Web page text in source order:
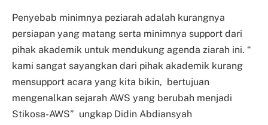
Penyebab minimnya peziarah adalah kurangnya
persiapan yang matang serta minimnya support dari
pihak akademik untuk mendukung agenda ziarah ini. “
kami sangat sayangkan dari pihak akademik kurang
mensupport acara yang kita bikin, bertujuan
mengenalkan sejarah AWS yang berubah menjadi
Stikosa-AWS” ungkap Didin Abdiansyah